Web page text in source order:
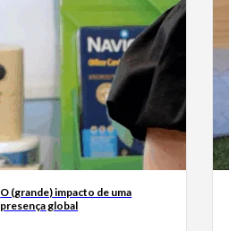
O (grande) impacto de uma
presença global